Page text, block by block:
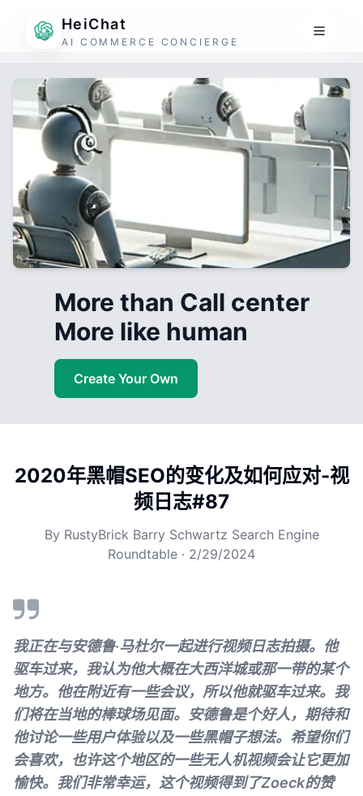
HeiChat
AI COMMERCE CONCIERGE
More than Call center
More like human
Create Your Own
2020年黑帽SEO的变化及如何应对-视
频日志#87
By RustyBrick Barry Schwartz Search Engine
Roundtable · 2/29/2024
我正在与安德鲁·马杜尔一起进行视频日志拍摄。他
驱车过来，我认为他大概在大西洋城或那一带的某个
地方。他在附近有一些会议，所以他就驱车过来。我
们将在当地的棒球场见面。安德鲁是个好人，期待和
他讨论一些用户体验以及一些黑帽子想法。希望你们
会喜欢，也许这个地区的一些无人机视频会让它更加
愉快。我们非常幸运，这个视频得到了Zoeck的赞